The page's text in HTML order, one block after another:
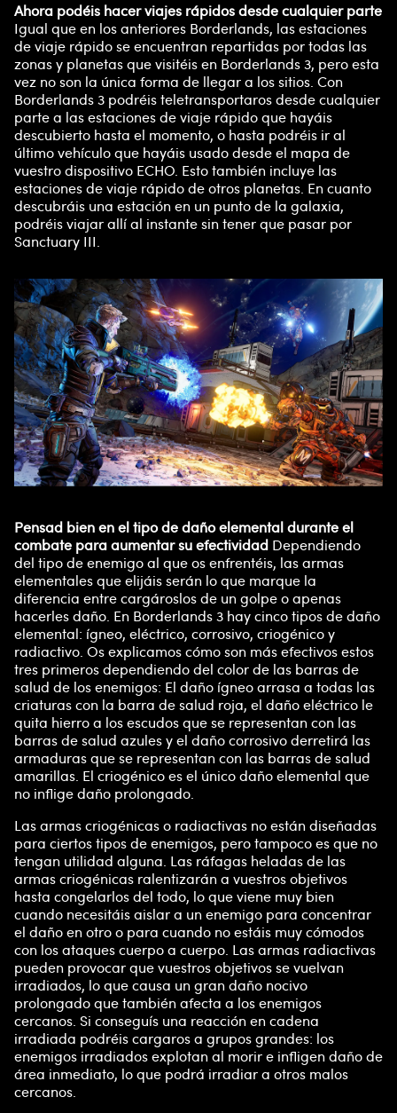
Ahora podéis hacer viajes rápidos desde cualquier parte
Igual que en los anteriores Borderlands, las estaciones
de viaje rápido se encuentran repartidas por todas las
zonas y planetas que visitéis en Borderlands 3, pero esta
vez no son la única forma de llegar a los sitios. Con
Borderlands 3 podréis teletransportaros desde cualquier
parte a las estaciones de viaje rápido que hayáis
descubierto hasta el momento, o hasta podréis ir al
último vehículo que hayáis usado desde el mapa de
vuestro dispositivo ECHO. Esto también incluye las
estaciones de viaje rápido de otros planetas. En cuanto
descubráis una estación en un punto de la galaxia,
podréis viajar allí al instante sin tener que pasar por
Sanctuary III.
Pensad bien en el tipo de daño elemental durante el
combate para aumentar su efectividad Dependiendo
del tipo de enemigo al que os enfrentéis, las armas
elementales que elijáis serán lo que marque la
diferencia entre cargároslos de un golpe o apenas
hacerles daño. En Borderlands 3 hay cinco tipos de daño
elemental: ígneo, eléctrico, corrosivo, criogénico y
radiactivo. Os explicamos cómo son más efectivos estos
tres primeros dependiendo del color de las barras de
salud de los enemigos: El daño ígneo arrasa a todas las
criaturas con la barra de salud roja, el daño eléctrico le
quita hierro a los escudos que se representan con las
barras de salud azules y el daño corrosivo derretirá las
armaduras que se representan con las barras de salud
amarillas. El criogénico es el único daño elemental que
no inflige daño prolongado.
Las armas criogénicas o radiactivas no están diseñadas
para ciertos tipos de enemigos, pero tampoco es que no
tengan utilidad alguna. Las ráfagas heladas de las
armas criogénicas ralentizarán a vuestros objetivos
hasta congelarlos del todo, lo que viene muy bien
cuando necesitáis aislar a un enemigo para concentrar
el daño en otro o para cuando no estáis muy cómodos
con los ataques cuerpo a cuerpo. Las armas radiactivas
pueden provocar que vuestros objetivos se vuelvan
irradiados, lo que causa un gran daño nocivo
prolongado que también afecta a los enemigos
cercanos. Si conseguís una reacción en cadena
irradiada podréis cargaros a grupos grandes: los
enemigos irradiados explotan al morir e infligen daño de
área inmediato, lo que podrá irradiar a otros malos
cercanos.